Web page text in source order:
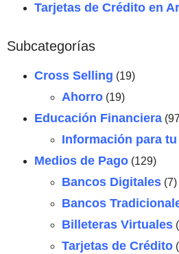
Tarjetas de Crédito en
Subcategorías
Cross Selling (19)
Ahorro (19)
Educación Financiera
Información para
Medios de Pago (129)
Bancos Digitales (7)
Bancos
Billeteras Virtuales
Tarjetas de Crédito